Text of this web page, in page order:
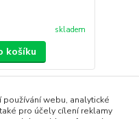
skladem
košíku
z 1
webu, analytické
pro účely cílení reklamy